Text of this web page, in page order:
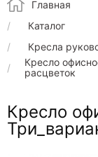
Главная
Каталог
Кресла
Кресло
расцветок
Кресло